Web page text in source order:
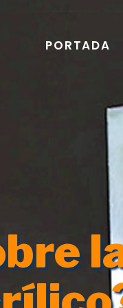
PORTADA